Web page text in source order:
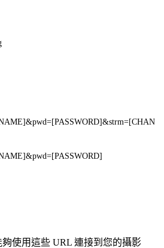
使用這些 URL 連接到您的攝影